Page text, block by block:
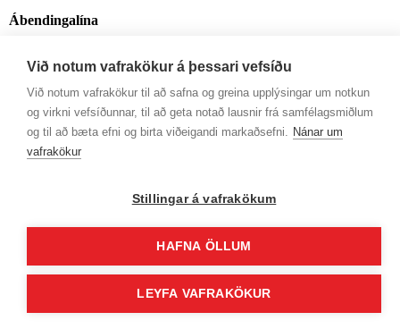
Ábendingalína
Opnunartímar
Mán-Fim: 9-12 og 13-16
Fös: 9-12 og 13-14:30
Við notum vafrakökur á þessari vefsíðu
Við notum vafrakökur til að safna og greina upplýsingar um notkun
og virkni vefsíðunnar, til að geta notað lausnir frá samfélagsmiðlum
og til að bæta efni og birta viðeigandi markaðsefni. Nánar um
vafrakökur
Stillingar á vafrakökum
HAFNA ÖLLUM
LEYFA VAFRAKÖKUR